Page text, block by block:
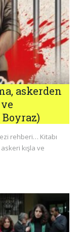
askerden
rehberi… Kitabı
kışla ve